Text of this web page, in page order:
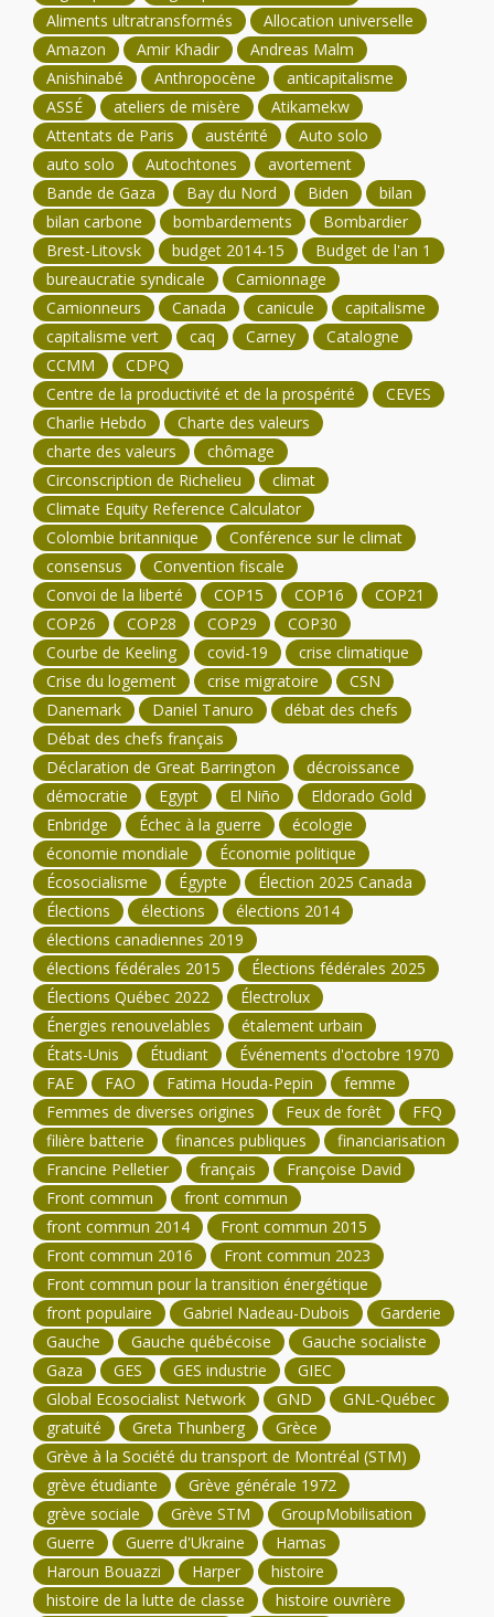
Aliments ultratransformés
Allocation universelle
Amazon
Amir Khadir
Andreas Malm
Anishinabé
Anthropocène
anticapitalisme
ASSÉ
ateliers de misère
Atikamekw
Attentats de Paris
austérité
Auto solo
auto solo
Autochtones
avortement
Bande de Gaza
Bay du Nord Biden
bilan
bilan carbone
bombardements
Bombardier
Brest-Litovsk
budget 2014-15
Budget de l'an 1
bureaucratie syndicale
Camionnage
Camionneurs
Canada canicule
capitalisme
capitalisme vert
caq Carney
Catalogne
CCMM
CDPQ
Centre de la productivité et de la prospérité
CEVES
Charlie Hebdo
Charte des valeurs
charte des valeurs
chômage
Circonscription de Richelieu
climat
Climate Equity Reference Calculator
Colombie britannique
Conférence sur le climat
consensus
Convention fiscale
Convoi de la liberté
COP15 COP16
COP21
COP26
COP28 COP29
COP30
Courbe de Keeling
covid-19
crise climatique
Crise du logement
crise migratoire
CSN
Danemark
Daniel Tanuro
débat des chefs
Débat des chefs français
Déclaration de Great Barrington
décroissance
démocratie
Egypt El Niño
Eldorado Gold
Enbridge
Échec à la guerre
écologie
économie mondiale
Économie politique
Écosocialisme
Égypte
Élection 2025 Canada
Élections
élections
élections 2014
élections canadiennes 2019
élections fédérales 2015
Élections fédérales 2025
Élections Québec 2022
Électrolux
Énergies renouvelables
étalement urbain
États-Unis
Étudiant
Événements d'octobre 1970
FAE
FAO Fatima Houda-Pepin
femme
Femmes de diverses origines
Feux de forêt
FFQ
filière batterie
finances publiques
financiarisation
Francine Pelletier
français
Françoise David
Front commun
front commun
front commun 2014
Front commun 2015
Front commun 2016
Front commun 2023
Front commun pour la transition énergétique
front populaire
Gabriel Nadeau-Dubois
Garderie
Gauche
Gauche québécoise
Gauche socialiste
Gaza
GES GES industrie
GIEC
Global Ecosocialist Network
GND
GNL-Québec
gratuité
Greta Thunberg
Grèce
Grève à la Société du transport de Montréal (STM)
grève étudiante
Grève générale 1972
grève sociale
Grève STM
GroupMobilisation
Guerre
Guerre d'Ukraine
Hamas
Haroun Bouazzi
Harper
histoire
histoire de la lutte de classe
histoire ouvrière